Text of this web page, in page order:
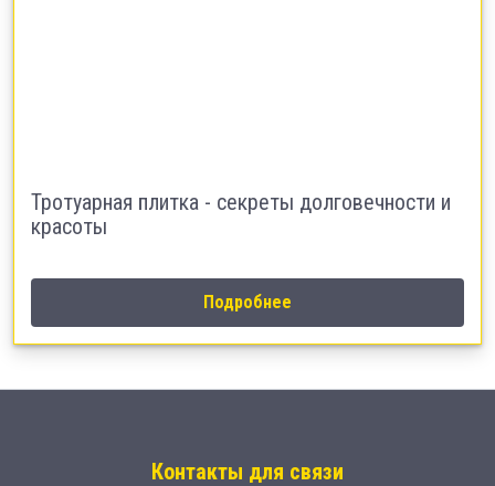
Тротуарная плитка - секреты долговечности и
красоты
Подробнее
Контакты для связи